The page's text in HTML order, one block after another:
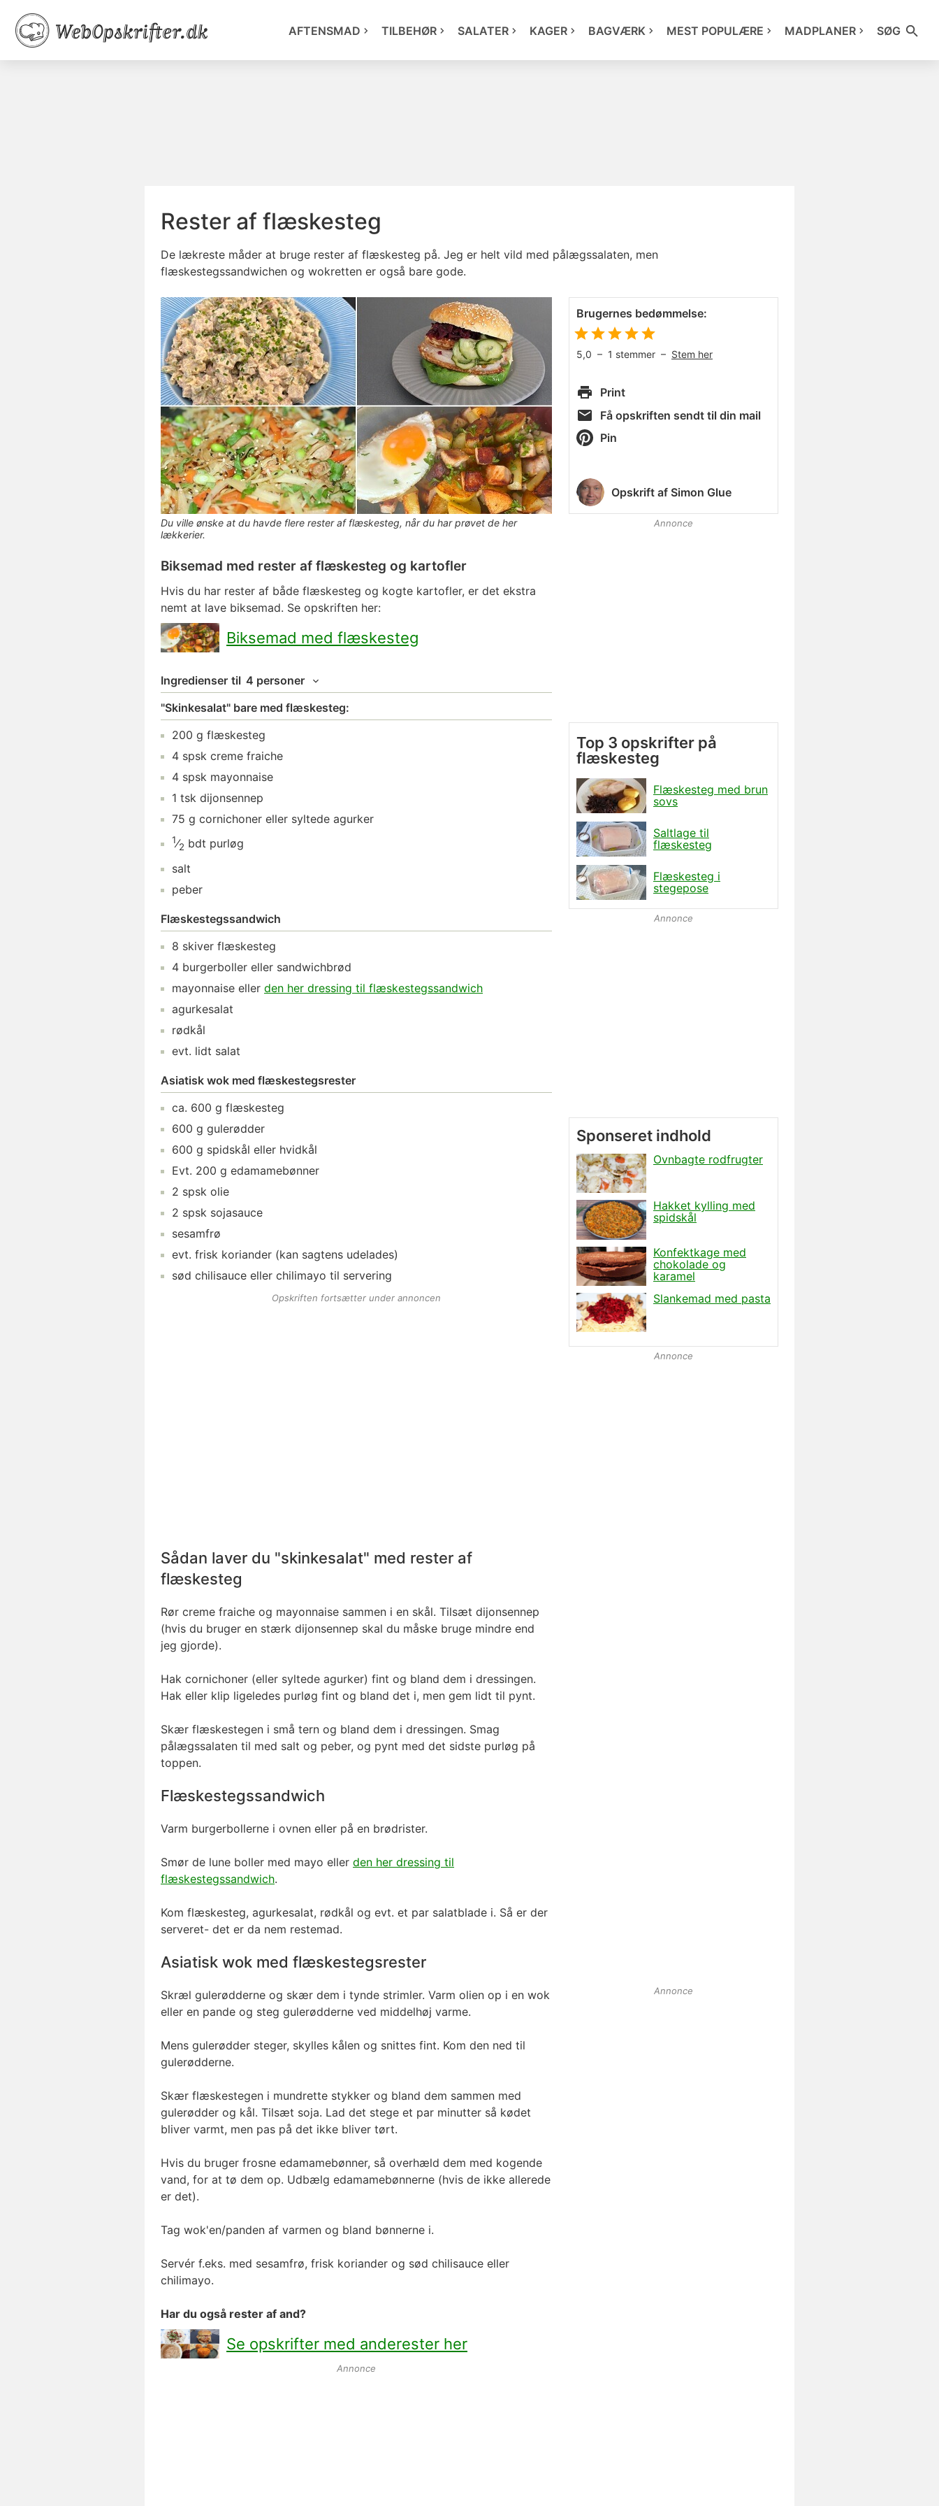
AFTENSMAD TILBEHØR SALATER KAGER BAGVÆRK MEST POPULÆRE MADPLANER SØG
Rester af flæskesteg
De lækreste måder at bruge rester af flæskesteg på. Jeg er helt vild med pålægssalaten, men
flæskestegssandwichen og wokretten er også bare gode.
Du ville ønske at du havde flere rester af flæskesteg, når du har prøvet de her
lækkerier.
Biksemad med rester af flæskesteg og kartofler
Hvis du har rester af både flæskesteg og kogte kartofler, er det ekstra
nemt at lave biksemad. Se opskriften her:
Biksemad med flæskesteg
Ingredienser til 4 personer
"Skinkesalat" bare med flæskesteg:
200 g flæskesteg
4 spsk creme fraiche
4 spsk mayonnaise
1 tsk dijonsennep
75 g cornichoner eller syltede agurker
1⁄2 bdt purløg
salt
peber
Flæskestegssandwich
8 skiver flæskesteg
4 burgerboller eller sandwichbrød
mayonnaise eller den her dressing til flæskestegssandwich
agurkesalat
rødkål
evt. lidt salat
Asiatisk wok med flæskestegsrester
ca. 600 g flæskesteg
600 g gulerødder
600 g spidskål eller hvidkål
Evt. 200 g edamamebønner
2 spsk olie
2 spsk sojasauce
sesamfrø
evt. frisk koriander (kan sagtens udelades)
sød chilisauce eller chilimayo til servering
Opskriften fortsætter under annoncen
Sådan laver du "skinkesalat" med rester af
flæskesteg
Rør creme fraiche og mayonnaise sammen i en skål. Tilsæt dijonsennep
(hvis du bruger en stærk dijonsennep skal du måske bruge mindre end
jeg gjorde).
Hak cornichoner (eller syltede agurker) fint og bland dem i dressingen.
Hak eller klip ligeledes purløg fint og bland det i, men gem lidt til pynt.
Skær flæskestegen i små tern og bland dem i dressingen. Smag
pålægssalaten til med salt og peber, og pynt med det sidste purløg på
toppen.
Flæskestegssandwich
Varm burgerbollerne i ovnen eller på en brødrister.
Smør de lune boller med mayo eller den her dressing til
flæskestegssandwich.
Kom flæskesteg, agurkesalat, rødkål og evt. et par salatblade i. Så er der
serveret- det er da nem restemad.
Asiatisk wok med flæskestegsrester
Skræl gulerødderne og skær dem i tynde strimler. Varm olien op i en wok
eller en pande og steg gulerødderne ved middelhøj varme.
Mens gulerødder steger, skylles kålen og snittes fint. Kom den ned til
gulerødderne.
Skær flæskestegen i mundrette stykker og bland dem sammen med
gulerødder og kål. Tilsæt soja. Lad det stege et par minutter så kødet
bliver varmt, men pas på det ikke bliver tørt.
Hvis du bruger frosne edamamebønner, så overhæld dem med kogende
vand, for at tø dem op. Udbælg edamamebønnerne (hvis de ikke allerede
er det).
Tag wok'en/panden af varmen og bland bønnerne i.
Servér f.eks. med sesamfrø, frisk koriander og sød chilisauce eller
chilimayo.
Har du også rester af and?
Se opskrifter med anderester her
Annonce
Brugernes bedømmelse:
5,0 – 1 stemmer – Stem her
Print
Få opskriften sendt til din mail
Pin
Opskrift af Simon Glue
Annonce
Top 3 opskrifter på
flæskesteg
Flæskesteg med brun
sovs
Saltlage til
flæskesteg
Flæskesteg i
stegepose
Annonce
Annonce
Annonce